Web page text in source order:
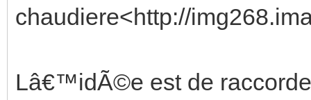
chaudiere<http://
Lâ€™idÃ©e est de